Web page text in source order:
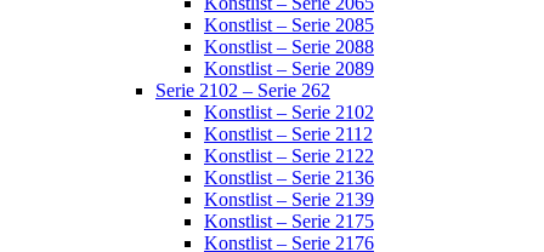
Konstlist – Serie 2085
Konstlist – Serie 2088
Konstlist – Serie 2089
Serie 2102 – Serie 262
Konstlist – Serie 2102
Konstlist – Serie 2112
Konstlist – Serie 2122
Konstlist – Serie 2136
Konstlist – Serie 2139
Konstlist – Serie 2175
Konstlist – Serie 2176